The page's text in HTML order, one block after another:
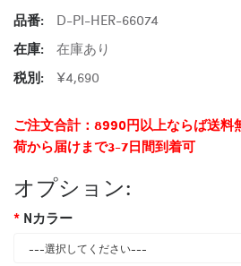
品番:
D-PI-HER-66074
在庫:
在庫あり
税別:
¥4,690
ご注文合計：8990円以上ならば送料
荷から届けまで3-7日間到着可
オプション:
Nカラー